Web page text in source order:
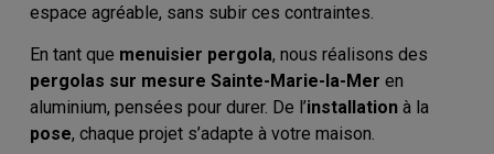
espace agréable, sans subir ces contraintes.
En tant que menuisier pergola, nous réalisons des
pergolas sur mesure Sainte-Marie-la-Mer en
aluminium, pensées pour durer. De l’installationà la
pose, chaque projet s’adapte à votre maison.